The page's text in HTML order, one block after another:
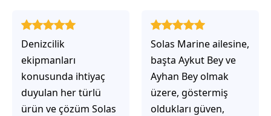
Solas Marine ailesine,
başta Aykut Bey ve
Ayhan Bey olmak
üzere, göstermiş
oldukları güven,
Solas Marine ile
çalıştığınızda,
işlerinin gerçekten
çözüm üretmeye
odaklı olduğunu